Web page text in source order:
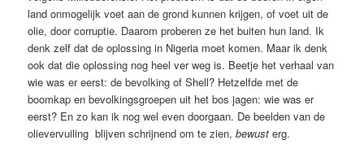
land onmogelijk voet aan de grond kunnen krijgen, of voet uit de
olie, door corruptie. Daarom proberen ze het buiten hun land. Ik
denk zelf dat de oplossing in Nigeria moet komen. Maar ik denk
ook dat die oplossing nog heel ver weg is. Beetje het verhaal van
wie was er eerst: de bevolking of Shell? Hetzelfde met de
boomkap en bevolkingsgroepen uit het bos jagen: wie was er
eerst? En zo kan ik nog wel even doorgaan. De beelden van de
olievervuiling blijven schrijnend om te zien,bewust erg.